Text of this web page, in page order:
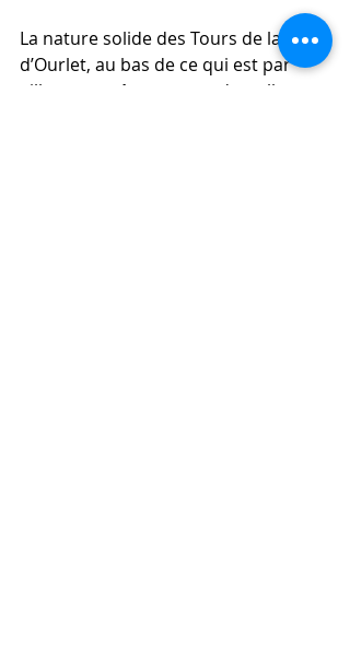
La nature solide des Tours de la ligne
d’Ourlet, au bas de ce qui est par
ailleurs un vêtement en dentelle